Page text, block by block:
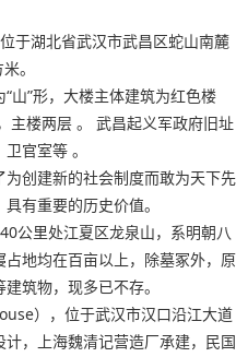
于湖北省武汉市武昌区蛇山南麓
。
山”形，大楼主体建筑为红色楼
主楼两层 。 武昌起义军政府旧址
官室等 。
创建新的社会制度而敢为天下先
有重要的历史价值。
公里处江夏区龙泉山，系明朝八
地均在百亩以上，除墓冢外，原
筑物，现多已不存。
），位于武汉市汉口沿江大道
，上海魏清记营造厂承建，民国